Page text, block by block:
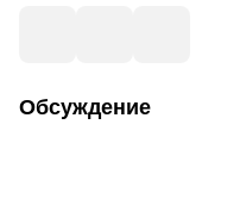
Обсуждение